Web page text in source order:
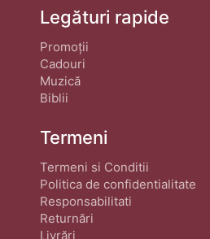
Legături rapide
Promoții
Cadouri
Muzică
Biblii
Termeni
Termeni si Conditii
Politica de confidentialitate
Responsabilitati
Returnări
Livrări